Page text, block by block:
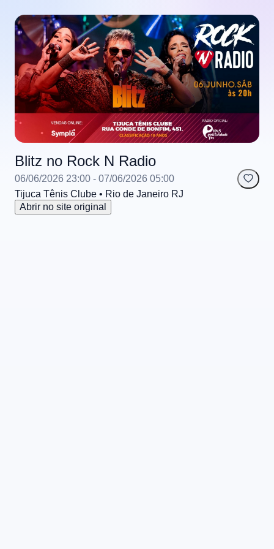
Blitz no Rock N Radio
06/06/2026 23:00 - 07/06/2026 05:00
Tijuca Tênis Clube • Rio de Janeiro RJ
Abrir no site original